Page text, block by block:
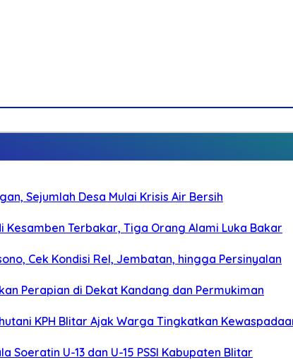
Sejumlah Desa Mulai Krisis Air Bersih
Terbakar, Tiga Orang Alami Luka Bakar
Cek Kondisi Rel, Jembatan, hingga Persinyalan
Perapian di Dekat Kandang dan Permukiman
KPH Blitar Ajak Warga Tingkatkan
U-13 dan U-15 PSSI Kabupaten Blitar